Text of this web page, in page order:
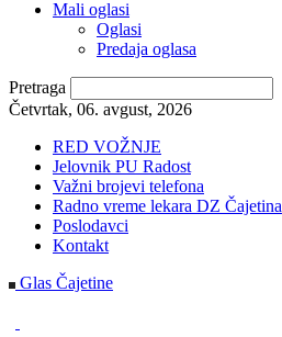
Mali oglasi
Oglasi
Predaja oglasa
Pretraga
Četvrtak, 06. avgust, 2026
RED VOŽNJE
Jelovnik PU Radost
Važni brojevi telefona
Radno vreme lekara DZ Čajetina
Poslodavci
Kontakt
Glas Čajetine